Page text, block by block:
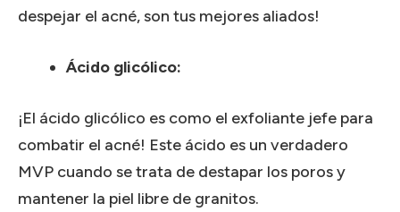
despejar el acné, son tus mejores aliados!
Ácido glicólico:
¡El ácido glicólico es como el exfoliante jefe para
combatir el acné! Este ácido es un verdadero
MVP cuando se trata de destapar los poros y
mantener la piel libre de granitos.